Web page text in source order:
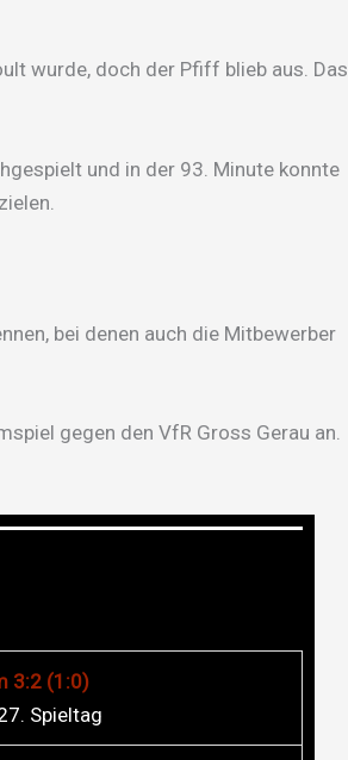
wurde, doch der Pfiff blieb aus. Das
und in der 93. Minute konnte
bei denen auch die Mitbewerber
gegen den VfR Gross Gerau an.
3:2 (1:0)
Spieltag